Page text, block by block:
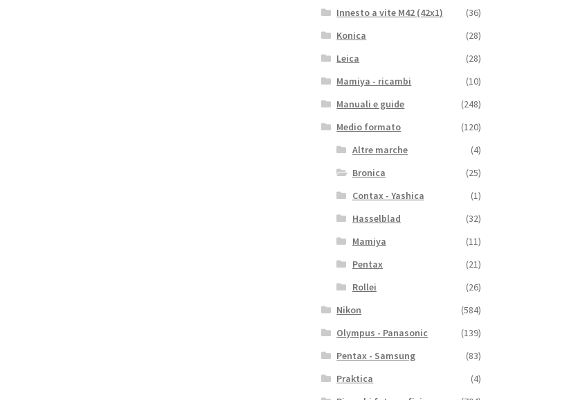
Innesto a vite M42 (42x1)
(36)
Konica
(28)
Leica
(28)
Mamiya - ricambi
(10)
Manuali e guide
(248)
Medio formato
(120)
Altre marche
(4)
Bronica
(25)
Contax - Yashica
(1)
Hasselblad
(32)
Mamiya
(11)
Pentax
(21)
Rollei
(26)
Nikon
(584)
Olympus - Panasonic
(139)
Pentax - Samsung
(83)
Praktica
(4)